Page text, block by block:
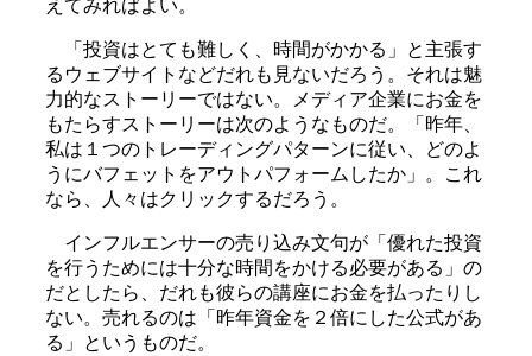
えてみればよい。
「投資はとても難しく、時間がかかる」と主張す
るウェブサイトなどだれも見ないだろう。それは魅
力的なストーリーではない。メディア企業にお金を
もたらすストーリーは次のようなものだ。「昨年、
私は１つのトレーディングパターンに従い、どのよ
うにバフェットをアウトパフォームしたか」。これ
なら、人々はクリックするだろう。
インフルエンサーの売り込み文句が「優れた投資
を行うためには十分な時間をかける必要がある」の
だとしたら、だれも彼らの講座にお金を払ったりし
ない。売れるのは「昨年資金を２倍にした公式があ
る」というものだ。